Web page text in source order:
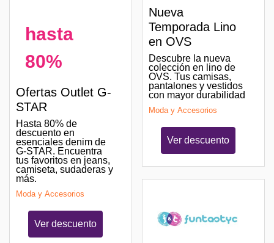
hasta
80%
Ofertas Outlet G-
STAR
Hasta 80% de
descuento en
esenciales denim de
G-STAR. Encuentra
tus favoritos en jeans,
camiseta, sudaderas y
más.
Moda y Accesorios
Ver descuento
Nueva
Temporada Lino
en OVS
Descubre la nueva
colección en lino de
OVS. Tus camisas,
pantalones y vestidos
con mayor durabilidad
Moda y Accesorios
Ver descuento